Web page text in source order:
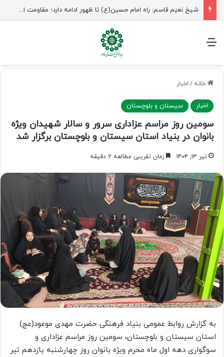
راهپیمایی اربعین، رزمایش منتظران ظهور
منو
خانه / اخبار
اخبار سیستان و بلوچستان
سومین روز مراسم عزاداری سرور و سالار شهیدان ویژه
بانوان در بنیاد استان سیستان و بلوچستان برگزار شد
تیر ۱۳, ۱۴۰۴ زمان تقریبی مطالعه 2 دقیقه
به گزارش روابط عمومی بنیاد فرهنگی حضرت مهدی موعود(عج)
استان سیستان و بلوچستان، سومین روز مراسم عزاداری و
سوگواری دهه اول ماه محرم ویژه بانوان روز چهارشنبه یازدهم تیر